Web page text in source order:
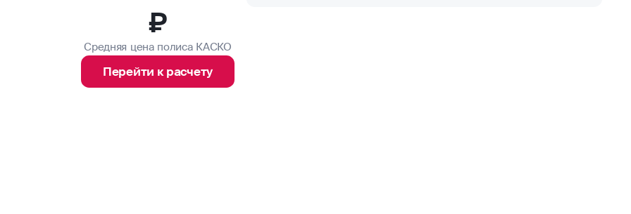
₽
Средняя цена полиса КАСКО
Перейти к расчету